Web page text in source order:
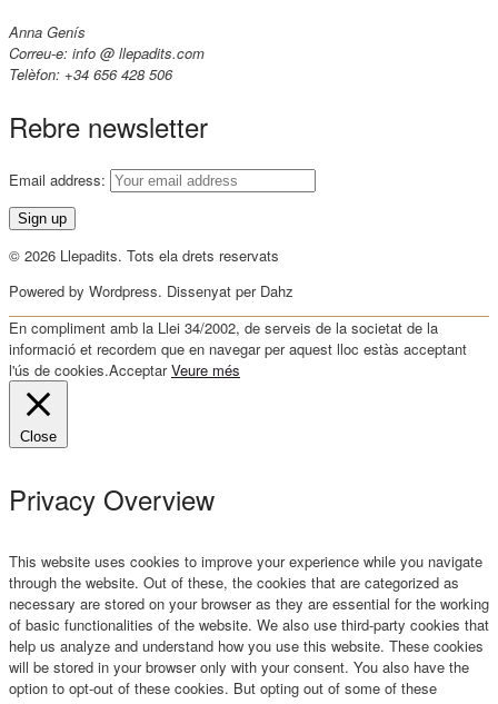
Anna Genís
Correu-e: info @ llepadits.com
Telèfon: +34 656 428 506
Rebre newsletter
Email address:
© 2026 Llepadits. Tots ela drets reservats
Powered by Wordpress. Dissenyat per Dahz
En compliment amb la Llei 34/2002, de serveis de la societat de la
informació et recordem que en navegar per aquest lloc estàs acceptant
l'ús de cookies.Acceptar Veure més
Close
Privacy Overview
This website uses cookies to improve your experience while you navigate
through the website. Out of these, the cookies that are categorized as
necessary are stored on your browser as they are essential for the working
of basic functionalities of the website. We also use third-party cookies that
help us analyze and understand how you use this website. These cookies
will be stored in your browser only with your consent. You also have the
option to opt-out of these cookies. But opting out of some of these